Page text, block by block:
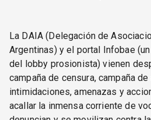
La DAIA (Delegación de
Argentinas) y el portal Infobae
del lobby prosionista) vienen
campaña de censura, campaña
intimidaciones, amenazas y
acallar la inmensa corriente de